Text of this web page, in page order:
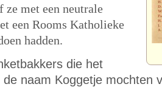
ze met een neutrale
een Rooms Katholieke
hadden.
die het
de naam Koggetje mochten